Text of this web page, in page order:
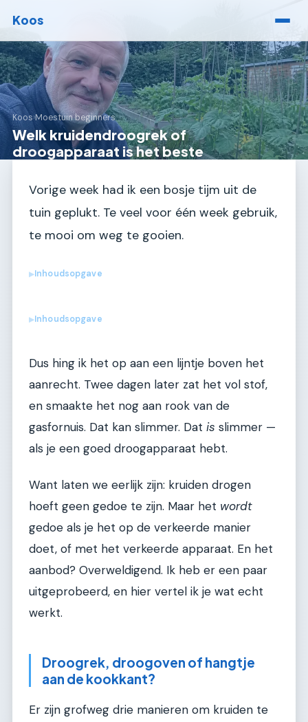
Koos
Koos›Moestuin beginners
Welk kruidendroogrek of
droogapparaat is het beste
Vorige week had ik een bosje tijm uit de
tuin geplukt. Te veel voor één week gebruik,
te mooi om weg te gooien.
▶Inhoudsopgave
▶Inhoudsopgave
Dus hing ik het op aan een lijntje boven het
aanrecht. Twee dagen later zat het vol stof,
en smaakte het nog aan rook van de
gasfornuis. Dat kan slimmer. Dat is slimmer —
als je een goed droogapparaat hebt.
Want laten we eerlijk zijn: kruiden drogen
hoeft geen gedoe te zijn. Maar het wordt
gedoe als je het op de verkeerde manier
doet, of met het verkeerde apparaat. En het
aanbod? Overweldigend. Ik heb er een paar
uitgeprobeerd, en hier vertel ik je wat echt
werkt.
Droogrek, droogoven of hangtje
aan de kookkant?
Er zijn grofweg drie manieren om kruiden te